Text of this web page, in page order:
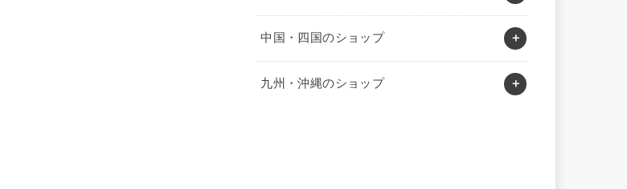
中国・四国のショップ
九州・沖縄のショップ